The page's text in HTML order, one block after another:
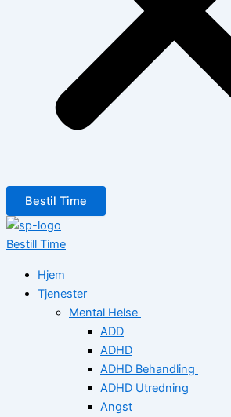
Bestil Time
Bestill Time
Hjem
Tjenester
Mental Helse
ADD
ADHD
ADHD Behandling
ADHD Utredning
Angst